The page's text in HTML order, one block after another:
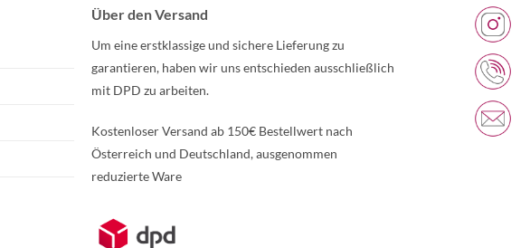
Über den Versand
Um eine erstklassige und sichere Lieferung zu
garantieren, haben wir uns entschieden ausschließlich
mit DPD zu arbeiten.
Kostenloser Versand ab 150€ Bestellwert nach
Österreich und Deutschland, ausgenommen
reduzierte Ware